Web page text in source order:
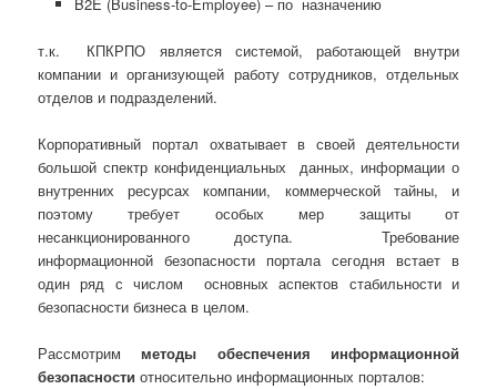
т.к. КПКРПО является системой, работающей внутри
компании и организующей работу сотрудников, отдельных
отделов и подразделений.
Корпоративный портал охватывает в своей деятельности
большой спектр конфиденциальных данных, информации о
внутренних ресурсах компании, коммерческой тайны, и
поэтому требует особых мер защиты от
несанкционированного доступа. Требование
информационной безопасности портала сегодня встает в
один ряд с числом основных аспектов стабильности и
безопасности бизнеса в целом.
Рассмотрим методы обеспечения информационной
безопасностиотносительно информационных порталов: